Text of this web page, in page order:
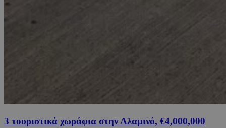
3 τουριστικά χωράφια στην Αλαμινό, €4,000,000